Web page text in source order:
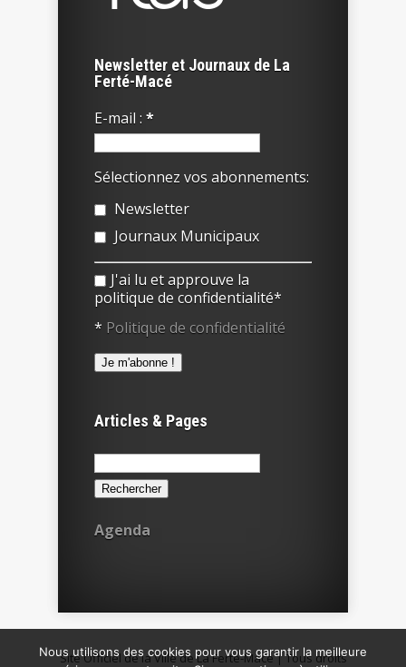
Newsletter et Journaux de La
Ferté-Macé
E-mail : *
Sélectionnez vos abonnements:
Newsletter
Journaux Municipaux
J'ai lu et approuve la
politique de confidentialité*
* Politique de confidentialité
Articles & Pages
Rechercher :
Agenda
Site Officiel de la Ville de La Ferté-Macé | Tous droits
Nous utilisons des cookies pour vous garantir la meilleure